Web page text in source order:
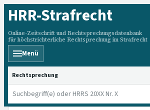
HRR-Strafrecht
Online-Zeitschrift und Rechtsprechungsdatenbank
für höchstrichterliche Rechtsprechung im Strafrecht
Menü
HRRS durchsuchen